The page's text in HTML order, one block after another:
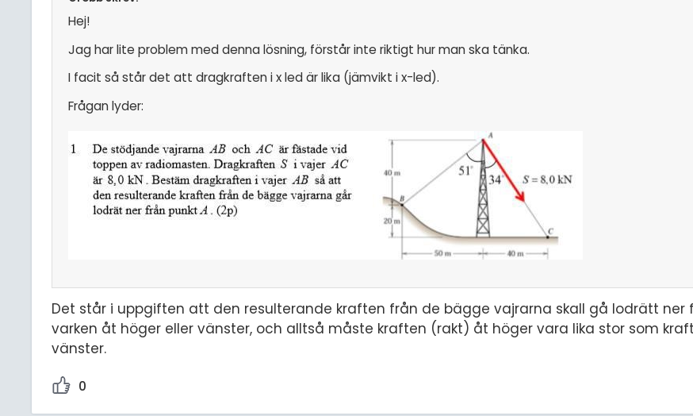
Hej!
Jag har lite problem med denna lösning, förstår inte riktigt hur man ska tänka.
I facit så står det att dragkraften i x led är lika (jämvikt i x-led).
Frågan lyder:
Det står i uppgiften att den resulterande kraften från de bägge vajrarna skall gå lodrätt ner
varken åt höger eller vänster, och alltså måste kraften (rakt) åt höger vara lika stor som
vänster.
0